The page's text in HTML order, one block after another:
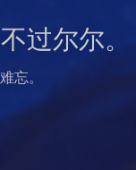
过尔尔。
忘。